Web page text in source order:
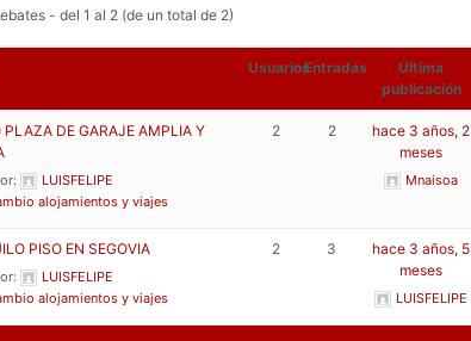
- del 1 al 2 (de un total de 2)
UsuariosEntradas
Última
publicación
PLAZA DE GARAJE AMPLIA Y
LUISFELIPE
alojamientos y viajes
2 2
hace 3 años, 2
meses
Mnaisoa
PISO EN SEGOVIA
LUISFELIPE
alojamientos y viajes
2 3
hace 3 años, 5
meses
LUISFELIPE